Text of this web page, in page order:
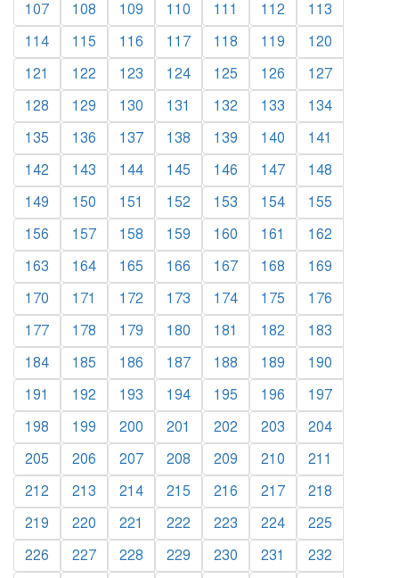
107
108 109 110 111 112
113
114
115 116 117 118 119
120
121
122 123 124 125 126
127
128
129 130 131 132 133
134
135
136 137 138 139 140
141
142
143 144 145 146 147
148
149
150 151 152 153 154
155
156
157 158 159 160 161
162
163
164 165 166 167 168
169
170
171 172 173 174 175
176
177
178 179 180 181 182
183
184
185 186 187 188 189
190
191
192 193 194 195 196
197
198
199 200 201 202 203
204
205
206 207 208 209 210
211
212
213 214 215 216 217
218
219
220 221 222 223 224
225
226
227 228 229 230 231
232